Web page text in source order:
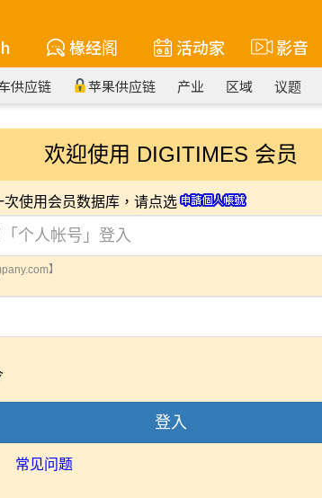
椽经阁 活动家 影音
供应链 苹果供应链 产业 区域 议题
欢迎使用 DIGITIMES 会员
使用会员数据库，请点选
】
登入
常见问题